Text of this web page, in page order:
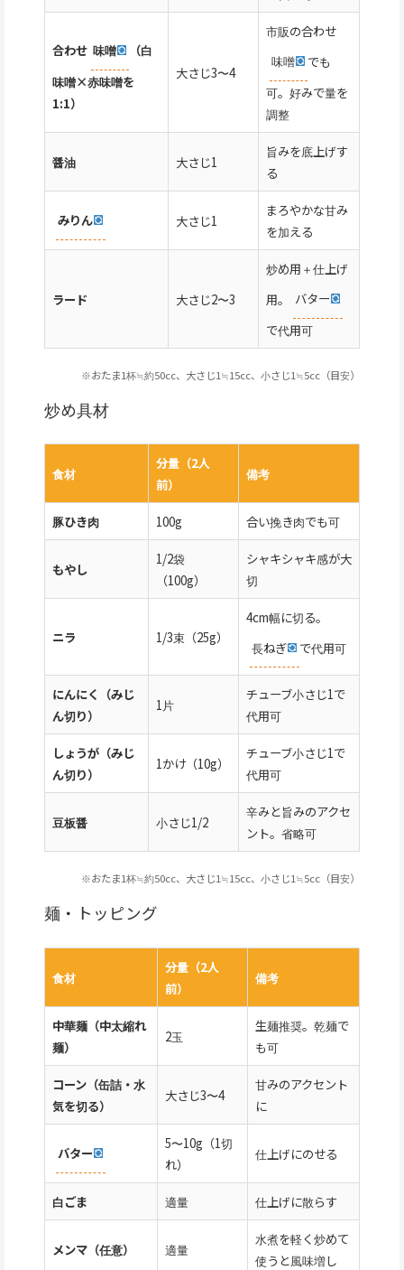
合わせ 味噌
（白
味噌×赤味噌を
1:1）
大さじ3〜4
市販の合わせ
味噌
でも
可。好みで量を
調整
醤油 大さじ1
旨みを底上げす
る
みりん 大さじ1
まろやかな甘み
を加える
ラード 大さじ2〜3
炒め用＋仕上げ
用。
バター
で代用可
※おたま1杯≒約50cc、大さじ1≒15cc、小さじ1≒5cc（目安）
炒め具材
食材
分量（2人
前）
備考
豚ひき肉 100g 合い挽き肉でも可
もやし
1/2袋
（100g）
シャキシャキ感が大
切
ニラ 1/3束（25g）
4cm幅に切る。
長ねぎ
で代用可
にんにく（みじ
ん切り）
1片
チューブ小さじ1で
代用可
しょうが（みじ
ん切り）
1かけ（10g）
チューブ小さじ1で
代用可
豆板醤 小さじ1/2
辛みと旨みのアクセ
ント。省略可
※おたま1杯≒約50cc、大さじ1≒15cc、小さじ1≒5cc（目安）
麺・トッピング
食材
分量（2人
前）
備考
中華麺（中太縮れ
麺）
2玉
生麺推奨。乾麺で
も可
コーン（缶詰・水
気を切る）
大さじ3〜4
甘みのアクセント
に
バター
5〜10g（1切
れ）
仕上げにのせる
白ごま 適量 仕上げに散らす
メンマ（任意） 適量
水煮を軽く炒めて
使うと風味増し